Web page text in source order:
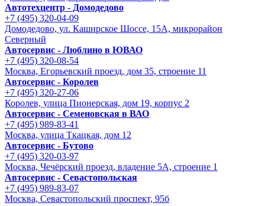
Автотехцентр - Домодедово
+7 (495) 320-04-09
Домодедово, ул. Каширское Шоссе, 15А, микрорайон
Северный
Автосервис - Люблино в ЮВАО
+7 (495) 320-08-54
Москва, Егорьевский проезд, дом 35, строение 11
Автосервис - Королев
+7 (495) 320-27-06
Королев, улица Пионерская, дом 19, корпус 2
Автосервис - Семеновская в ВАО
+7 (495) 989-83-41
Москва, улица Ткацкая, дом 12
Автосервис - Бутово
+7 (495) 320-03-97
Москва, Чечёрский проезд, владение 5А, строение 1
Автосервис - Cевастопольская
+7 (495) 989-83-07
Москва, Севастопольский проспект, 95б